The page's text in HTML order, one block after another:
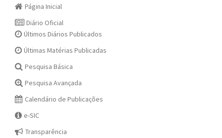
Página Inicial
Diário Oficial
Últimos Diários Publicados
Últimas Matérias Publicadas
Pesquisa Básica
Pesquisa Avançada
Calendário de Publicações
e-SIC
Transparência